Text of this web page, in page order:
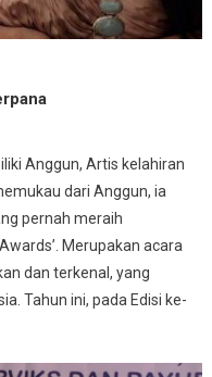
Anggun, Artis kelahiran
dari Anggun, ia
pernah meraih
Merupakan acara
dan terkenal, yang
Tahun ini, pada Edisi ke-